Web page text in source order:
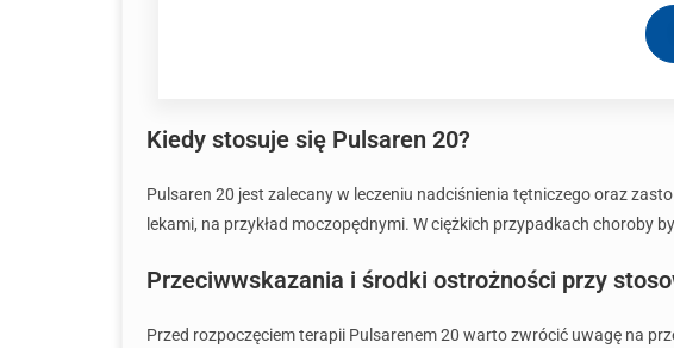
Kiedy stosuje się Pulsaren 20?
Pulsaren 20 jest zalecany w leczeniu nadciśnienia tętniczego oraz
lekami, na przykład moczopędnymi. W ciężkich przypadkach choroby
Przeciwwskazania i środki ostrożności przy
Przed rozpoczęciem terapii Pulsarenem 20 warto zwrócić uwagę na